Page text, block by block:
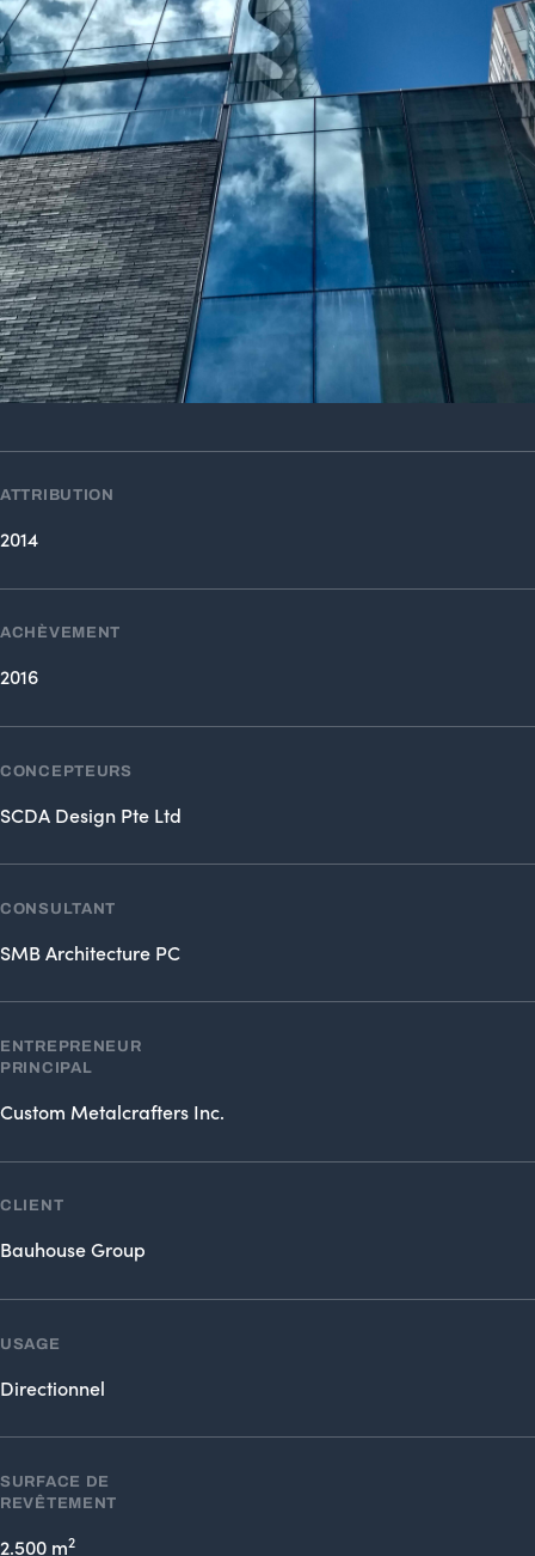
ATTRIBUTION
2014
ACHÈVEMENT
2016
CONCEPTEURS
SCDA Design Pte Ltd
CONSULTANT
SMB Architecture PC
ENTREPRENEUR
PRINCIPAL
Custom Metalcrafters Inc.
CLIENT
Bauhouse Group
USAGE
Directionnel
SURFACE DE
REVÊTEMENT
2.500 m2